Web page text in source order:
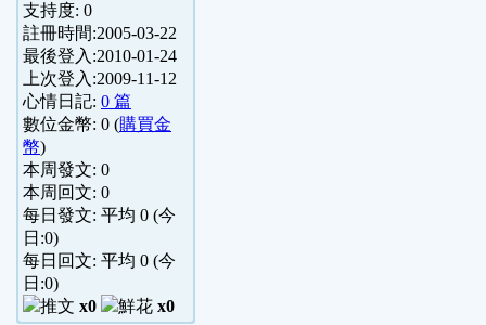
支持度: 0
註冊時間:2005-03-22
最後登入:2010-01-24
上次登入:2009-11-12
心情日記: 0 篇
數位金幣: 0 (購買金
幣)
本周發文: 0
本周回文: 0
每日發文: 平均 0 (今
日:0)
每日回文: 平均 0 (今
日:0)
x0
x0